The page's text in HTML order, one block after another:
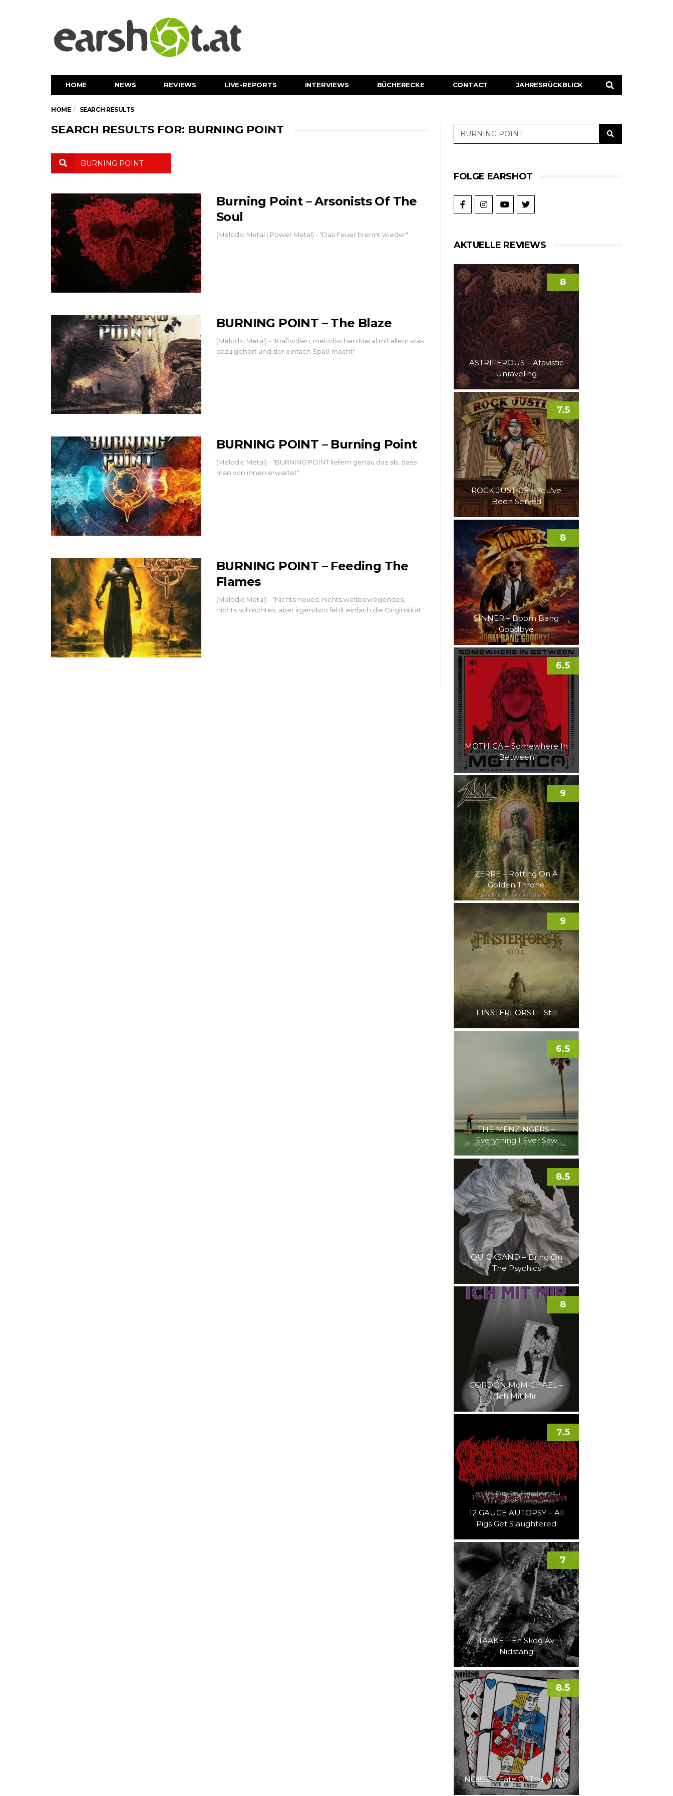
HOME NEWS REVIEWS LIVE-REPORTS INTERVIEWS BÜCHERECKE CONTACT JAHRESRÜCKBLICK
HOME SEARCH RESULTS
SEARCH RESULTS FOR: BURNING POINT
Burning Point – Arsonists Of The
Soul
(Melodic Metal | Power Metal) - "Das Feuer brennt wieder"
BURNING POINT – The Blaze
(Melodic Metal) - "Kraftvollen, melodischen Metal mit allem was
dazu gehört und der einfach Spaß macht"
BURNING POINT – Burning Point
(Melodic Metal) - "BURNING POINT liefern genau das ab, dass
man von ihnen erwartet"
BURNING POINT – Feeding The
Flames
(Melodic Metal) - "Nichts neues, nichts weltbewegendes,
nichts schlechtes, aber irgendwo fehlt einfach die Originalität"
FOLGE EARSHOT
AKTUELLE REVIEWS
ASTRIFEROUS – Atavistic
Unraveling
8
ROCK JUSTICE – You’ve
Been Served
7.5
SINNER – Boom Bang
Goodbye
8
MOTHICA – Somewhere In
Between
6.5
ZERRE – Rotting On A
Golden Throne
9
FINSTERFORST – Still
9
THE MENZINGERS –
Everything I Ever Saw
6.5
QUICKSAND – Bring On
The Psychics
8.5
GORDON McMICHAEL –
Ich Mit Mir
8
12 GAUGE AUTOPSY – All
Pigs Get Slaughtered
7.5
TAAKE – En Skog Av
Nidstang
7
NOI!SE – Fate Of The Union
8.5